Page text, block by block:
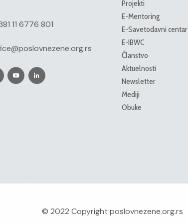
11 6776 801
Projekti
E-Mentoring
E-Savetodavni centar
E-IBWC
Članstvo
Aktuelnosti
Newsletter
Mediji
Obuke
© 2022 Copyrightposlovnezene.org.rs